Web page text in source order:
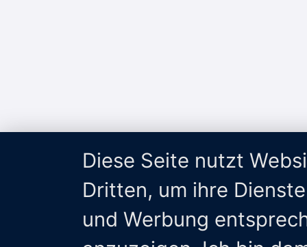
Diese Seite nutzt
Dritten, um ihre
und Werbung